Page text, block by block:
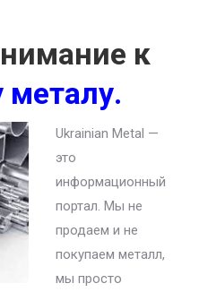
к
металу.
Ukrainian Metal —
это
информационный
портал. Мы не
продаем и не
покупаем металл,
мы просто